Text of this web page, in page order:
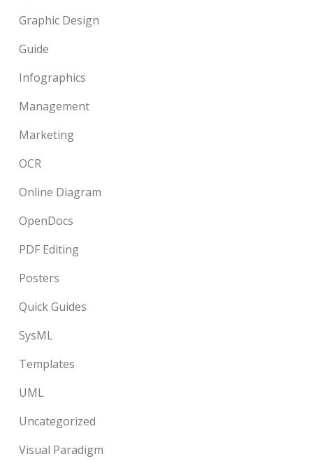
Graphic Design
Guide
Infographics
Management
Marketing
OCR
Online Diagram
OpenDocs
PDF Editing
Posters
Quick Guides
SysML
Templates
UML
Uncategorized
Visual Paradigm